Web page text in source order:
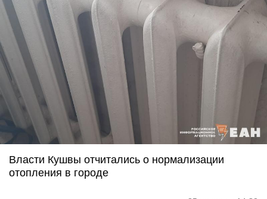
Власти Кушвы отчитались о нормализации
отопления в городе